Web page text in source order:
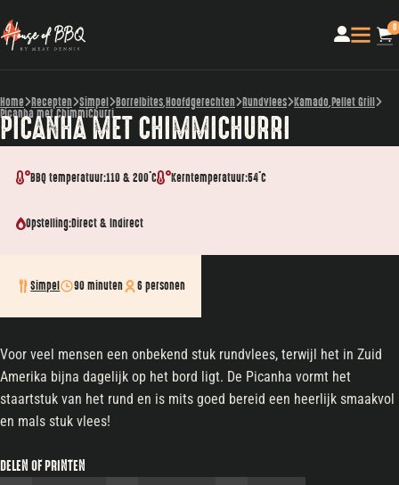
0
Home Recepten Simpel Borrelbites Hoofdgerechten Rundvlees Kamado Pellet Grill
Picanha met ChimmiChurri
PICANHA MET CHIMMICHURRI
BBQ temperatuur:110 & 200˚C Kerntemperatuur:54˚C
Opstelling:Direct & Indirect
Simpel 90 minuten 6 personen
Voor veel mensen een onbekend stuk rundvlees, terwijl het in Zuid
Amerika bijna dagelijk op het bord ligt. De Picanha vormt het
staartstuk van het rund en is mits goed bereid een heerlijk smaakvol
en mals stuk vlees!
DELEN OF PRINTEN